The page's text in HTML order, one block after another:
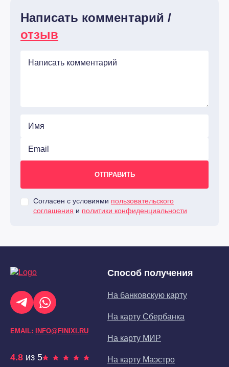
Написать комментарий /
отзыв
Согласен с условиями пользовательского
соглашения и политики конфиденциальности
EMAIL: INFO@FINIXI.RU
4.8 из 5
Способ получения
На банковскую карту
На карту Сбербанка
На карту МИР
На карту Маэстро